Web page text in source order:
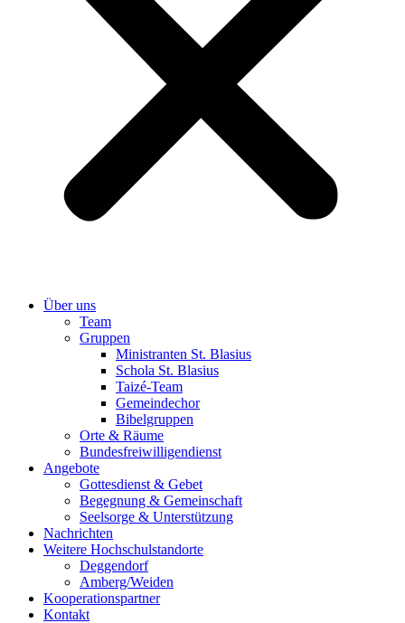
Über uns
Team
Gruppen
Ministranten St. Blasius
Schola St. Blasius
Taizé-Team
Gemeindechor
Bibelgruppen
Orte & Räume
Bundesfreiwilligendienst
Angebote
Gottesdienst & Gebet
Begegnung & Gemeinschaft
Seelsorge & Unterstützung
Nachrichten
Weitere Hochschulstandorte
Deggendorf
Amberg/Weiden
Kooperationspartner
Kontakt